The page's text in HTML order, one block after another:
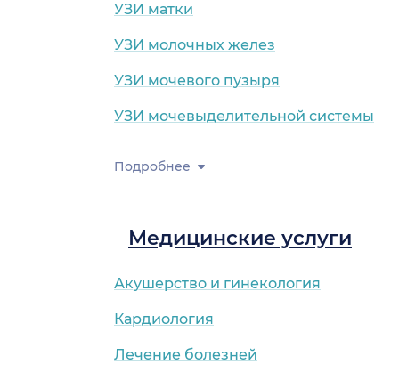
УЗИ матки
УЗИ молочных желез
УЗИ мочевого пузыря
УЗИ мочевыделительной системы
Подробнее
Медицинские услуги
Акушерство и гинекология
Кардиология
Лечение болезней